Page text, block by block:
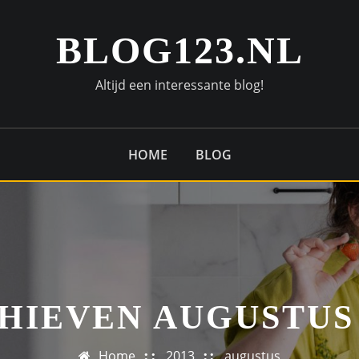
BLOG123.NL
Altijd een interessante blog!
HOME BLOG
AUGUSTUS